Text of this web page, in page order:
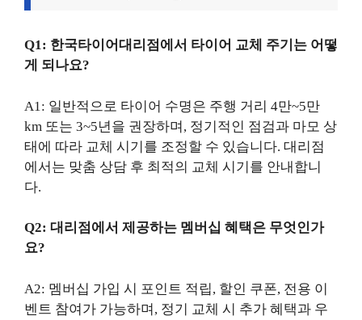
Q1: 한국타이어대리점에서 타이어 교체 주기는 어떻
게 되나요?
A1: 일반적으로 타이어 수명은 주행 거리 4만~5만
km 또는 3~5년을 권장하며, 정기적인 점검과 마모 상
태에 따라 교체 시기를 조정할 수 있습니다. 대리점
에서는 맞춤 상담 후 최적의 교체 시기를 안내합니
다.
Q2: 대리점에서 제공하는 멤버십 혜택은 무엇인가
요?
A2: 멤버십 가입 시 포인트 적립, 할인 쿠폰, 전용 이
벤트 참여가 가능하며, 정기 교체 시 추가 혜택과 우